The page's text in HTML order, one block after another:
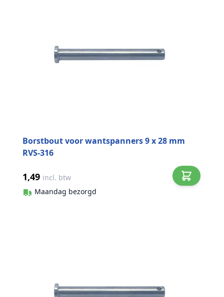
Borstbout voor wantspanners 9 x 28 mm
RVS-316
1,49 incl. btw
Maandag bezorgd